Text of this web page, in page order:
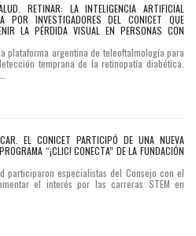
RETINAR: LA INTELIGENCIA ARTIFICIAL
POR INVESTIGADORES DEL CONICET QUE
LA PÉRDIDA VISUAL EN PERSONAS CON
plataforma argentina de teleoftalmología para
temprana de la retinopatía diabética.
EL CONICET PARTICIPÓ DE UNA NUEVA
“¡CLIC! CONECTA” DE LA FUNDACIÓN
participaron especialistas del Consejo con el
el interés por las carreras STEM en